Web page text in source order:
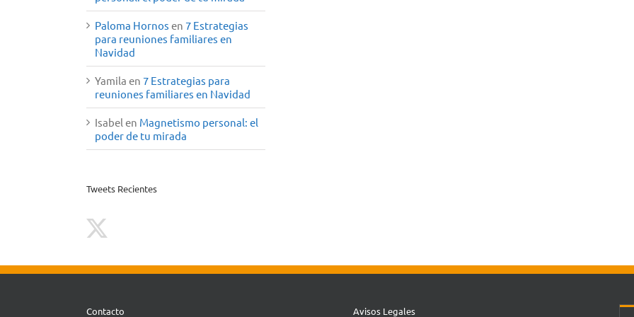
Paloma Hornos en 7 Estrategias
para reuniones familiares en
Navidad
Yamila en 7 Estrategias para
reuniones familiares en Navidad
Isabel en Magnetismo personal: el
poder de tu mirada
Tweets Recientes
Contacto Avisos Legales